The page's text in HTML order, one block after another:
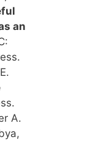
an
A.